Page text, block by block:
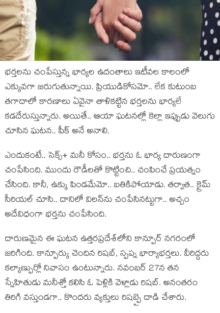
భ‌ర్త‌ల‌ను చంపేస్తున్న భార్య‌ల ఉదంతాలు ఇటీవ‌ల కాలంలో
ఎక్కువ‌గా జ‌రుగుతున్నాయి. ప్రియుడికోస‌మో.. లేక కుటుంబ
త‌గాదాలో కార‌ణాలు ఏవైనా తాళిక‌ట్టిన భ‌ర్త‌ల‌ను భార్య‌లే
క‌డ‌దేరుస్తున్నారు. అయితే.. ఆయా ఘ‌ట‌న‌ల్లో కెల్లా ఇప్పుడు వెలుగు
చూసిన ఘ‌ట‌న.. పీక్ అనే అనాలి.
ఎందుకంటే.. సెక్స్‌+ మ‌నీ కోసం.. భ‌ర్త‌ను ఓ భార్య దారుణంగా
చంపేసింది. ముందు రౌడీల‌తో కొట్టించి.. చంపించే ప్ర‌య‌త్నం
చేసింది. కానీ, ఉక్కు పిండ‌మేమో.. బ‌తికిపోయాడు. త‌ర్వాత‌.. క్రైమ్
సీరియ‌ల్ చూసి.. దానిలో విల‌న్‌ను చంపేసిన‌ట్టుగా.. అచ్చం
అదేవిధంగా భ‌ర్త‌ను చంపేసింది.
దారుణ‌మైన ఈ ఘ‌ట‌న ఉత్త‌ర‌ప్ర‌దేశ్‌లోని కాన్పూర్ న‌గ‌రంలో
జ‌రిగింది. కాన్పూర్కు చెందిన రిషబ్, స్పప్న భార్యాభర్తలు. వీరిద్దరు
కల్యాణ్పుర్లో నివాసం ఉంటున్నారు. నవంబర్ 27న తన
స్నేహితుడు మనీశ్తో కలిసి ఓ పెళ్లికి వెళ్లాడు రిషబ్. అనంతరం
తిరిగి వస్తుండగా.. కొందరు వ్యక్తులు రిషబ్పై దాడి చేశారు.